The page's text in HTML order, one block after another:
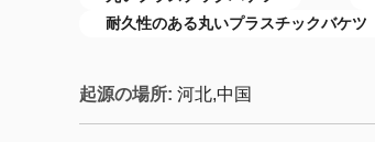
耐久性のある丸いプラスチックバケツ
起源の場所: 河北,中国